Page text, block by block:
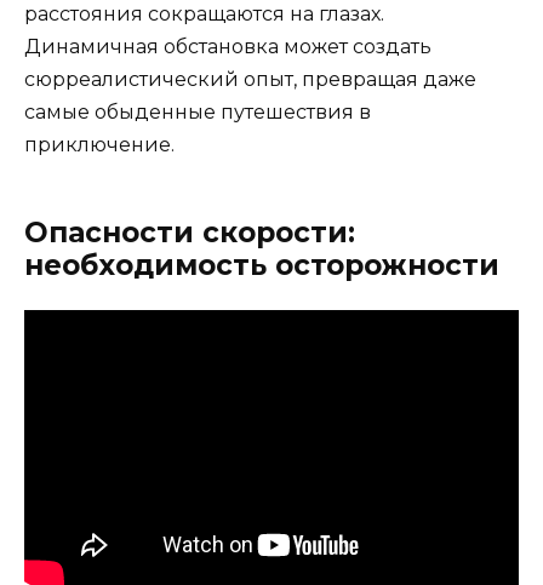
расстояния сокращаются на глазах.
Динамичная обстановка может создать
сюрреалистический опыт, превращая даже
самые обыденные путешествия в
приключение.
Опасности скорости:
необходимость осторожности